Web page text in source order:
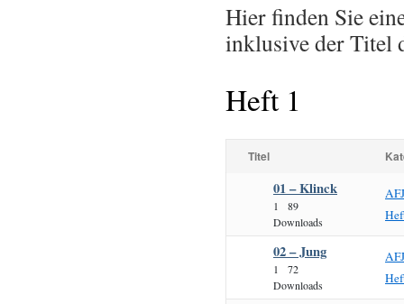
Hier finden Sie
inklusive der Titel
Heft 1
Titel
01 – Klinck
1
89
Downloads
02 – Jung
1
72
Downloads